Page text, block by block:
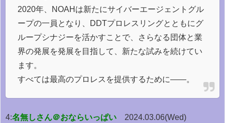
2020年、NOAHは新たにサイバーエージェントグル
ープの一員となり、DDTプロレスリングとともにグ
ループシナジーを活かすことで、さらなる団体と業
界の発展を発展を目指して、新たな試みを続けてい
ます。
すべては最高のプロレスを提供するために——。
4:名無しさん＠おならいっぱい
2024.03.06(Wed)